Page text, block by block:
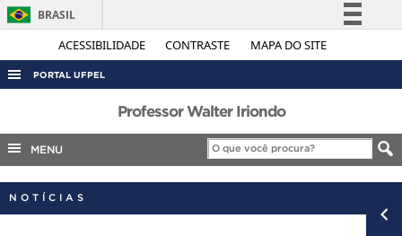
ACESSIBILIDADE CONTRASTE MAPA DO SITE
BRASIL
Simplifique!
Legislação
PORTAL UFPEL
ACESSO À INFORMAÇÃO
AUDITORIA
COBALTO
CONCURSOS
Professor Walter Iriondo
MENU
NOTÍCIAS